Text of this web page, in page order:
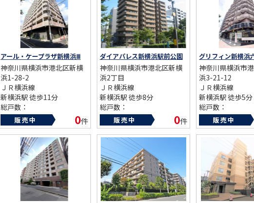
CONTACT
お問い合わせ
アール・ケープラザ新横浜Ⅲ
神奈川県横浜市港北区新横
浜1-28-2
ＪＲ横浜線
新横浜駅 徒歩11分
総戸数：
築年数：2006年
販売中 0件
ダイアパレス新横浜駅前公園
神奈川県横浜市港北区新横
浜2丁目
ＪＲ横浜線
新横浜駅 徒歩8分
総戸数：
築年数：1998年
販売中 0件
グリフィン新横浜
神奈川県横浜市
浜3-21-12
ＪＲ横浜線
新横浜駅 徒歩5分
総戸数：
築年数：2004年
販売中